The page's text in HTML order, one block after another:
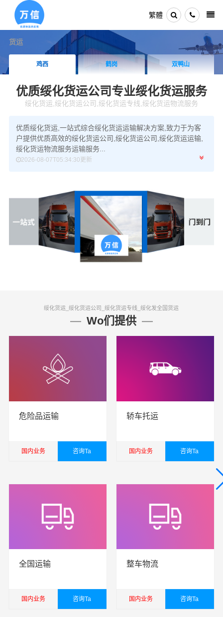
繁體
货运
鸡西 鹤岗 双鸭山
优质绥化货运公司专业绥化货运服务
绥化货运,绥化货运公司,绥化货运专线,绥化货运物流服务
优质绥化货运,一站式综合绥化货运运输解决方案,致力于为客
户提供优质高效的绥化货运公司,绥化货运公司,绥化货运运输,
绥化货运物流服务运输服务...
2026-08-07T05:34:30更新
绥化货运_绥化货运公司_绥化货运专线_绥化发全国货运
Wo们提供
危险品运输
国内业务 咨询Ta
轿车托运
国内业务 咨询Ta
全国运输
国内业务 咨询Ta
整车物流
国内业务 咨询Ta